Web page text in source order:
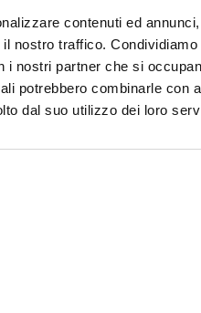
contenuti ed
nostro traffico.
i nostri partner che si
potrebbero combinarle con
dal suo utilizzo dei loro